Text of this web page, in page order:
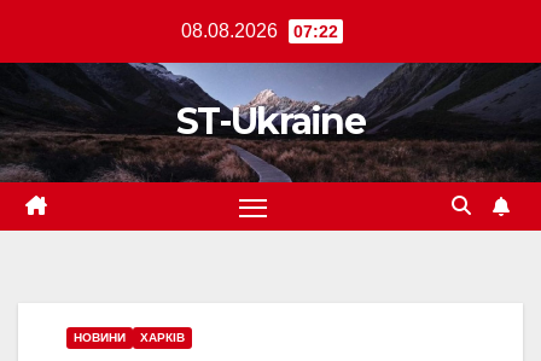
вмісту
08.08.2026 07:22
ST-Ukraine
НОВИНИ ХАРКІВ